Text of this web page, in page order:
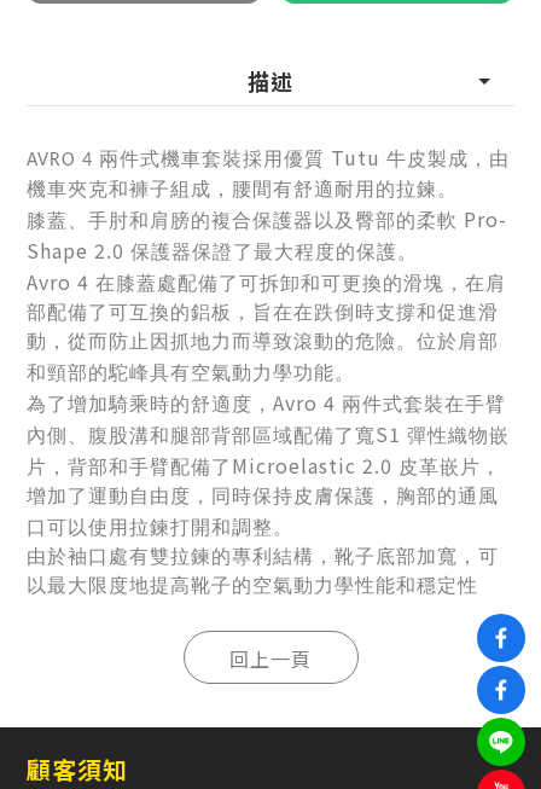
描述
AVRO 4 兩件式機車套裝採用優質 Tutu牛皮製成，由
機車夾克和褲子組成，腰間有舒適耐用的拉鍊。
膝蓋、手肘和肩膀的複合保護器以及臀部的柔軟 Pro-
Shape 2.0保護器保證了最大程度的保護。
Avro 4在膝蓋處配備了可拆卸和可更換的滑塊，在肩
部配備了可互換的鋁板 ，旨在在跌倒時支撐和促進滑
動，從而防止因抓地力而導致滾動的危險。位於肩部
和頸部的駝峰具有空氣動力學功能。
為了增加騎乘時的舒適度，Avro 4 兩件式套裝在手臂
內側、腹股溝和腿部背部區域配備了寬S1彈性織物嵌
片，背部和手臂配備了 Microelastic 2.0 皮革嵌片，
增加了運動自由度，同時保持皮膚保護，胸部的通風
口可以使用拉鍊打開和調整。
由於袖口處有雙拉鍊的專利結構，靴子底部加寬，可
以最大限度地提高靴子的空氣動力學性能和穩定性
顧客須知